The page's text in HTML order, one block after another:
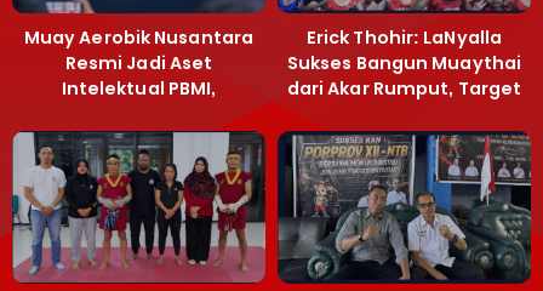
Muay Aerobik Nusantara
Resmi Jadi Aset
Intelektual PBMI,
Terobosan Bangun
Grassroots
Erick Thohir: LaNyalla
Sukses Bangun Muaythai
dari Akar Rumput, Target